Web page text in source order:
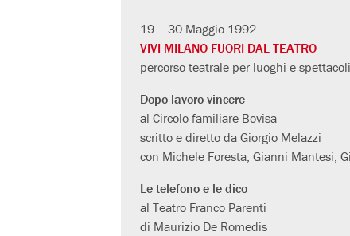
19 – 30 Maggio 1992
VIVI MILANO FUORI DAL TEATRO
percorso teatrale per luoghi e
Dopo lavoro vincere
al Circolo familiare Bovisa
scritto e diretto da Giorgio Melazzi
con Michele Foresta, Gianni Mantesi,
Le telefono e le dico
al Teatro Franco Parenti
di Maurizio De Romedis